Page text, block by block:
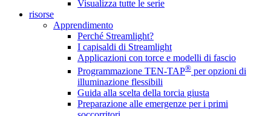
Visualizza tutte le serie
risorse
Apprendimento
Perché Streamlight?
I capisaldi di Streamlight
Applicazioni con torce e modelli di fascio
Programmazione TEN-TAP® per opzioni di
illuminazione flessibili
Guida alla scelta della torcia giusta
Preparazione alle emergenze per i primi